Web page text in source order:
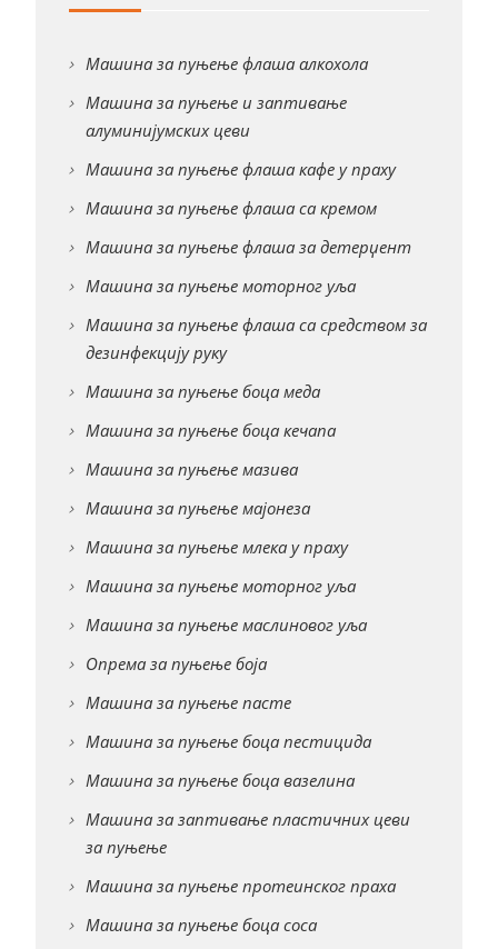
Машина за пуњење флаша алкохола
Машина за пуњење и заптивање
алуминијумских цеви
Машина за пуњење флаша кафе у праху
Машина за пуњење флаша са кремом
Машина за пуњење флаша за детерџент
Машина за пуњење моторног уља
Машина за пуњење флаша са средством за
дезинфекцију руку
Машина за пуњење боца меда
Машина за пуњење боца кечапа
Машина за пуњење мазива
Машина за пуњење мајонеза
Машина за пуњење млека у праху
Машина за пуњење моторног уља
Машина за пуњење маслиновог уља
Опрема за пуњење боја
Машина за пуњење пасте
Машина за пуњење боца пестицида
Машина за пуњење боца вазелина
Машина за заптивање пластичних цеви
за пуњење
Машина за пуњење протеинског праха
Машина за пуњење боца соса